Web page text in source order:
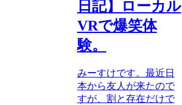
日記】ローカル
VRで爆笑体
験。
みーすけです。最近日
本から友人が来たので
すが、割と存在だけで